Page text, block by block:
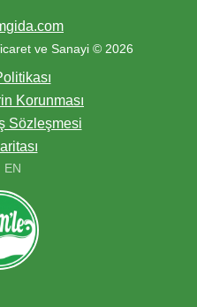
ve Sanayi © 2026
Korunması
Sözleşmesi
EN